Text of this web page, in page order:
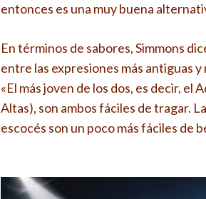
entonces es una muy buena
En términos de sabores, Simmons
entre las expresiones más antiguas y
«El más joven de los dos, es decir, el
Altas), son ambos fáciles de tragar.
escocés son un poco más fáciles de